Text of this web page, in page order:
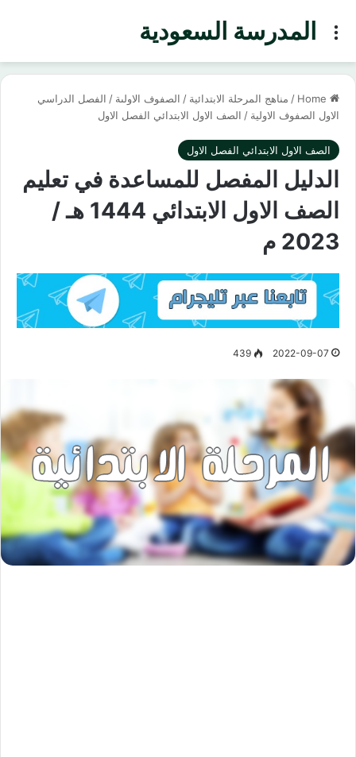
المدرسة السعوديةMenu
/ مناهج المرحلة الابتدائية / الصفوف الاولىة / الفصل الدراسي
الاول الصفوف الاولية / الصف الاول الابتدائي الفصل الاول
الصف الاول الابتدائي الفصل الاول
الدليل المفصل للمساعدة في تعليم
الصف الاول الابتدائي 1444 هـ /
2023 م
2022-09-07
439